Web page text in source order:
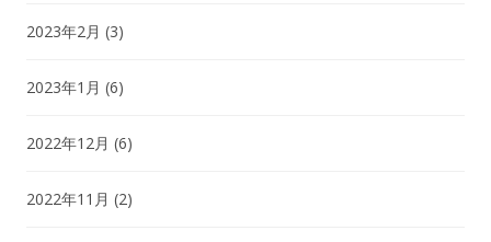
2023年2月 (3)
2023年1月 (6)
2022年12月 (6)
2022年11月 (2)